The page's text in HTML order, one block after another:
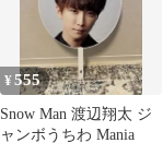
¥555
Snow Man 渡辺翔太 ジ
ャンボうちわ Mania